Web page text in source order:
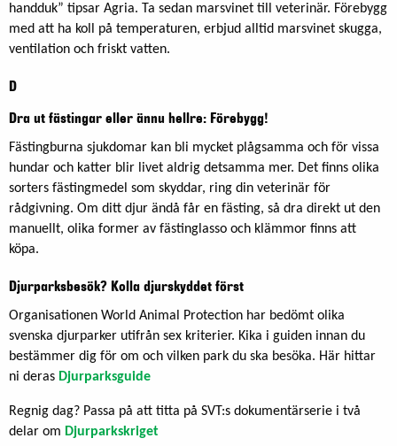
handduk” tipsar Agria. Ta sedan marsvinet till veterinär. Förebygg
med att ha koll på temperaturen, erbjud alltid marsvinet skugga,
ventilation och friskt vatten.
D
Dra ut fästingar eller ännu hellre: Förebygg!
Fästingburna sjukdomar kan bli mycket plågsamma och för vissa
hundar och katter blir livet aldrig detsamma mer. Det finns olika
sorters fästingmedel som skyddar, ring din veterinär för
rådgivning. Om ditt djur ändå får en fästing, så dra direkt ut den
manuellt, olika former av fästinglasso och klämmor finns att
köpa.
Djurparksbesök? Kolla djurskyddet först
Organisationen World Animal Protection har bedömt olika
svenska djurparker utifrån sex kriterier. Kika i guiden innan du
bestämmer dig för om och vilken park du ska besöka. Här hittar
ni deras Djurparksguide
Regnig dag? Passa på att titta på SVT:s dokumentärserie i två
delar om Djurparkskriget